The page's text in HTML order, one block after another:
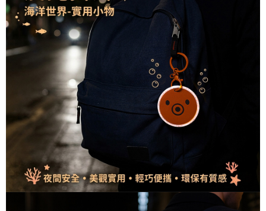
※ 交易是否成功請以「AFTEE先享後付 」之結帳頁面顯示為準，若有關於
是否繳費成功／繳費後需取消欲退款等相關疑問，請聯繫「AFTEE先享後付
客戶支援中心」
https://netprotections.freshdesk.com/support/home
【注意事項】
１．透過由恩沛科技股份有限公司提供之「AFTEE先享後付」服務完成之交
易，需依本服務之必要範圍內提供個人資料，並將交易相關給付款項請求債
權轉讓予恩沛科技股份有限公司。
２．關於個人資料處理事宜，請瀏覽以下網址：
https://aftee.tw/terms/#terms3
３．未成年的使用者請事先徵得法定代理人或監護人之同意方可使用
「AFTEE先享後付」，若未經同意申辦者引起之損失，本公司不負相關責
任。
４．使用「AFTEE先享後付」時，將依據個別帳號之用戶狀況，依本公司即
時審查核予不同之上限額度；若仍有額度不足之情形，本公司將視審查結果
請求用戶進行身份認證。
５．嚴禁一人註冊多個帳號或使用他人資訊註冊。若發現惡意使用之情形，
恩沛科技股份有限公司將有權停止該用戶之使用額度並採取法律行動。
每筆NT$60，滿NT$1,000(含以上)免運費
宅配
每筆NT$100，滿NT$1,000(含以上)免運費
每筆NT$150，滿NT$1,000(含以上)免運費